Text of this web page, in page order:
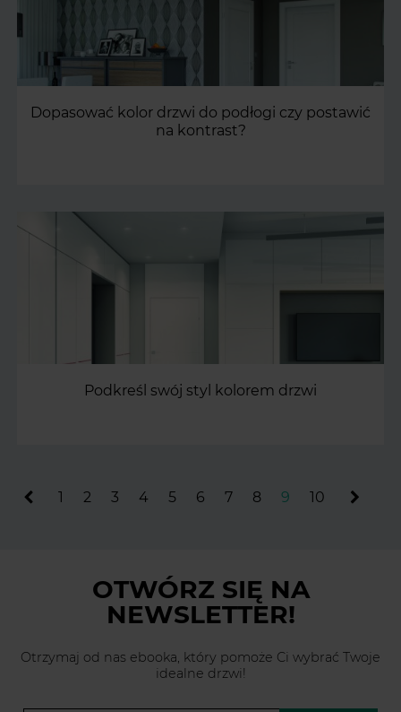
Dopasować kolor drzwi do podłogi czy postawić
na kontrast?
Podkreśl swój styl kolorem drzwi
1 2 3 4 5 6 7 8 9 10
OTWÓRZ SIĘ NA
NEWSLETTER!
Otrzymaj od nas ebooka, który pomoże Ci wybrać Twoje
idealne drzwi!